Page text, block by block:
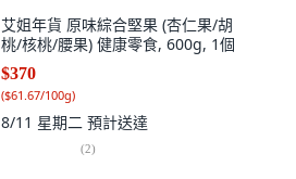
艾姐年貨 原味綜合堅果 (杏仁果/胡
桃/核桃/腰果) 健康零食, 600g, 1個
$370
($61.67/100g)
8/11 星期二 預計送達
(2)